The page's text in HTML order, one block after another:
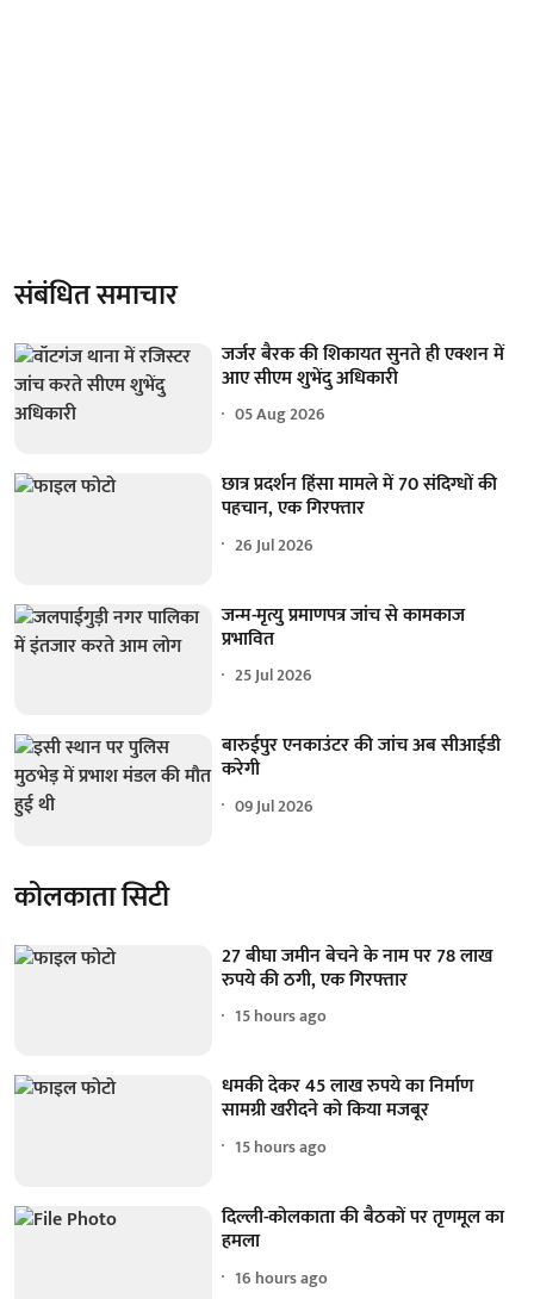
संबंधित समाचार
जर्जर बैरक की शिकायत सुनते ही एक्शन में
आए सीएम शुभेंदु अधिकारी
05 Aug 2026
छात्र प्रदर्शन हिंसा मामले में 70 संदिग्धों की
पहचान, एक गिरफ्तार
26 Jul 2026
जन्म-मृत्यु प्रमाणपत्र जांच से कामकाज
प्रभावित
25 Jul 2026
बारुईपुर एनकाउंटर की जांच अब सीआईडी
करेगी
09 Jul 2026
कोलकाता सिटी
27 बीघा जमीन बेचने के नाम पर 78 लाख
रुपये की ठगी, एक गिरफ्तार
15 hours ago
धमकी देकर 45 लाख रुपये का निर्माण
सामग्री खरीदने को किया मजबूर
15 hours ago
दिल्ली-कोलकाता की बैठकों पर तृणमूल का
हमला
16 hours ago